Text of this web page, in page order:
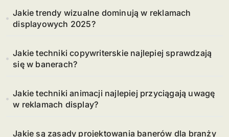
Jakie trendy wizualne dominują w reklamach
displayowych 2025?
Jakie techniki copywriterskie najlepiej sprawdzają
się w banerach?
Jakie techniki animacji najlepiej przyciągają uwagę
w reklamach display?
Jakie są zasady projektowania banerów dla branży